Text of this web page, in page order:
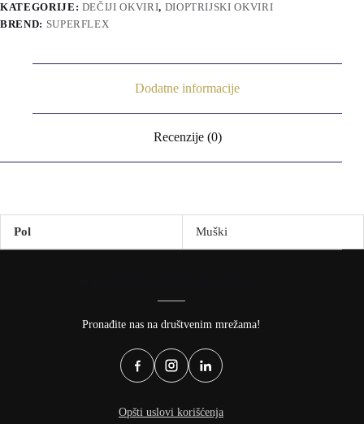
KATEGORIJE: DEČIJI OKVIRI, DIOPTRIJSKI OKVIRI
BREND: SUPERFLEX
Dodatne informacije
Recenzije (0)
Pol Muški
Pronađite nas na društvenim mrežama!
Opšti uslovi korišćenja